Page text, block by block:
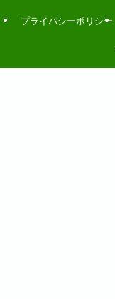
プライバシーポリシー